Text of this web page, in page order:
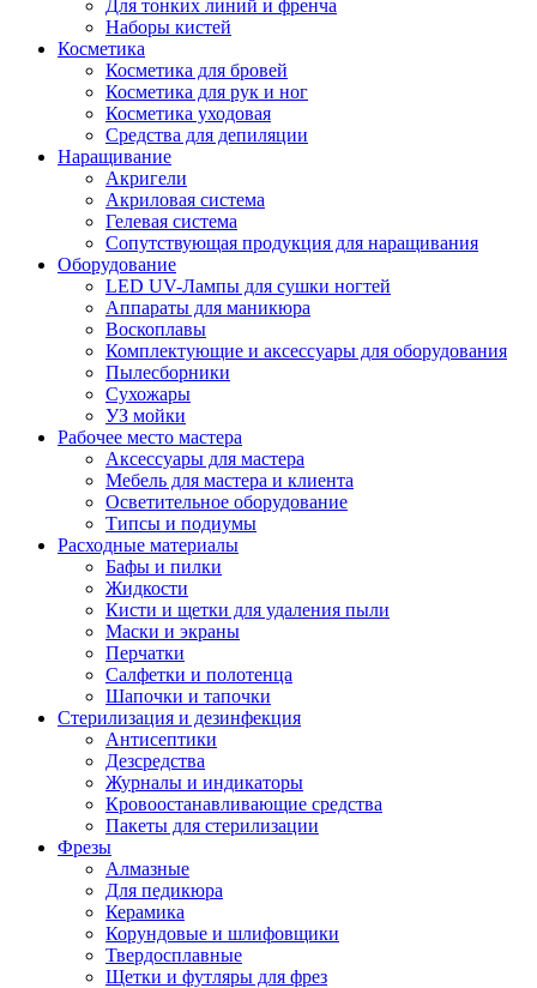
Для тонких линий и френча
Наборы кистей
Косметика
Косметика для бровей
Косметика для рук и ног
Косметика уходовая
Средства для депиляции
Наращивание
Акригели
Акриловая система
Гелевая система
Сопутствующая продукция для наращивания
Оборудование
LED UV-Лампы для сушки ногтей
Аппараты для маникюра
Воскоплавы
Комплектующие и аксессуары для оборудования
Пылесборники
Сухожары
УЗ мойки
Рабочее место мастера
Аксессуары для мастера
Мебель для мастера и клиента
Осветительное оборудование
Типсы и подиумы
Расходные материалы
Бафы и пилки
Жидкости
Кисти и щетки для удаления пыли
Маски и экраны
Перчатки
Салфетки и полотенца
Шапочки и тапочки
Стерилизация и дезинфекция
Антисептики
Дезсредства
Журналы и индикаторы
Кровоостанавливающие средства
Пакеты для стерилизации
Фрезы
Алмазные
Для педикюра
Керамика
Корундовые и шлифовщики
Твердосплавные
Щетки и футляры для фрез